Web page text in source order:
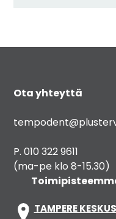
Ota yhteyttä
P. 010 322 9611
(ma-pe klo 8-15.30)
TAMPERE